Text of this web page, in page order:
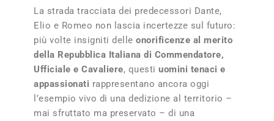
La strada tracciata dei predecessori Dante,
Elio e Romeo non lascia incertezze sul futuro:
più volte insigniti delle onorificenze al merito
della Repubblica Italiana di Commendatore,
Ufficiale e Cavaliere, questi uomini tenaci e
appassionati rappresentano ancora oggi
l’esempio vivo di una dedizione al territorio –
mai sfruttato ma preservato – di una